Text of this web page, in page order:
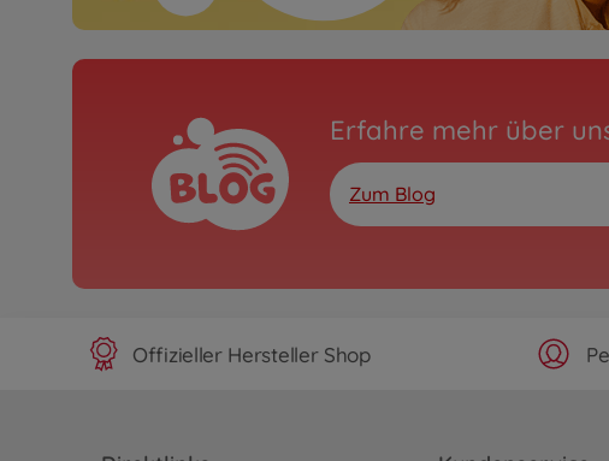
Erfahre mehr über
Zum Blog
Offizieller Hersteller Shop